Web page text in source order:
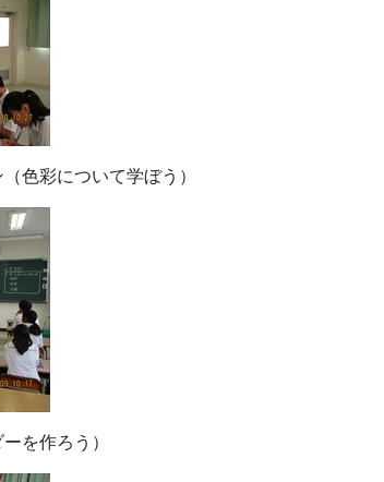
色彩について学ぼう）
を作ろう）